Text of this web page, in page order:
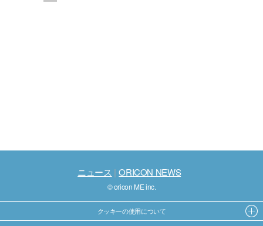
ニュース ORICON NEWS
© oricon ME inc.
クッキーの使用について